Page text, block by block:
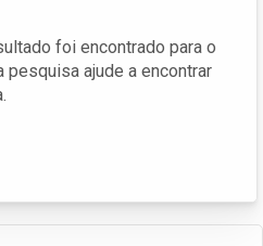
foi encontrado para o
ajude a encontrar